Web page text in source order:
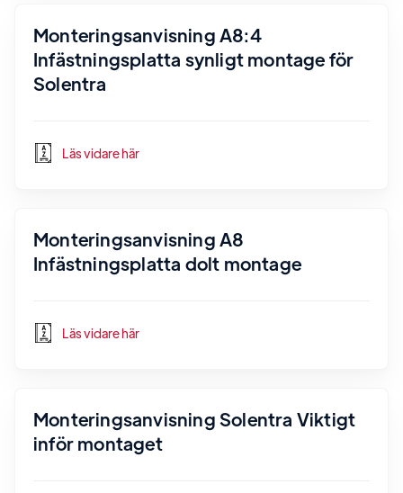
Monteringsanvisning A8:4
Infästningsplatta synligt montage för
Solentra
Läs vidare här
Monteringsanvisning A8
Infästningsplatta dolt montage
Läs vidare här
Monteringsanvisning Solentra Viktigt
inför montaget